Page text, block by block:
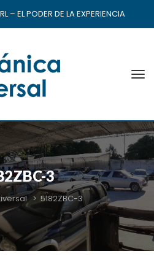
– EL PODER DE LA EXPERIENCIA
3
> 5182ZBC-3